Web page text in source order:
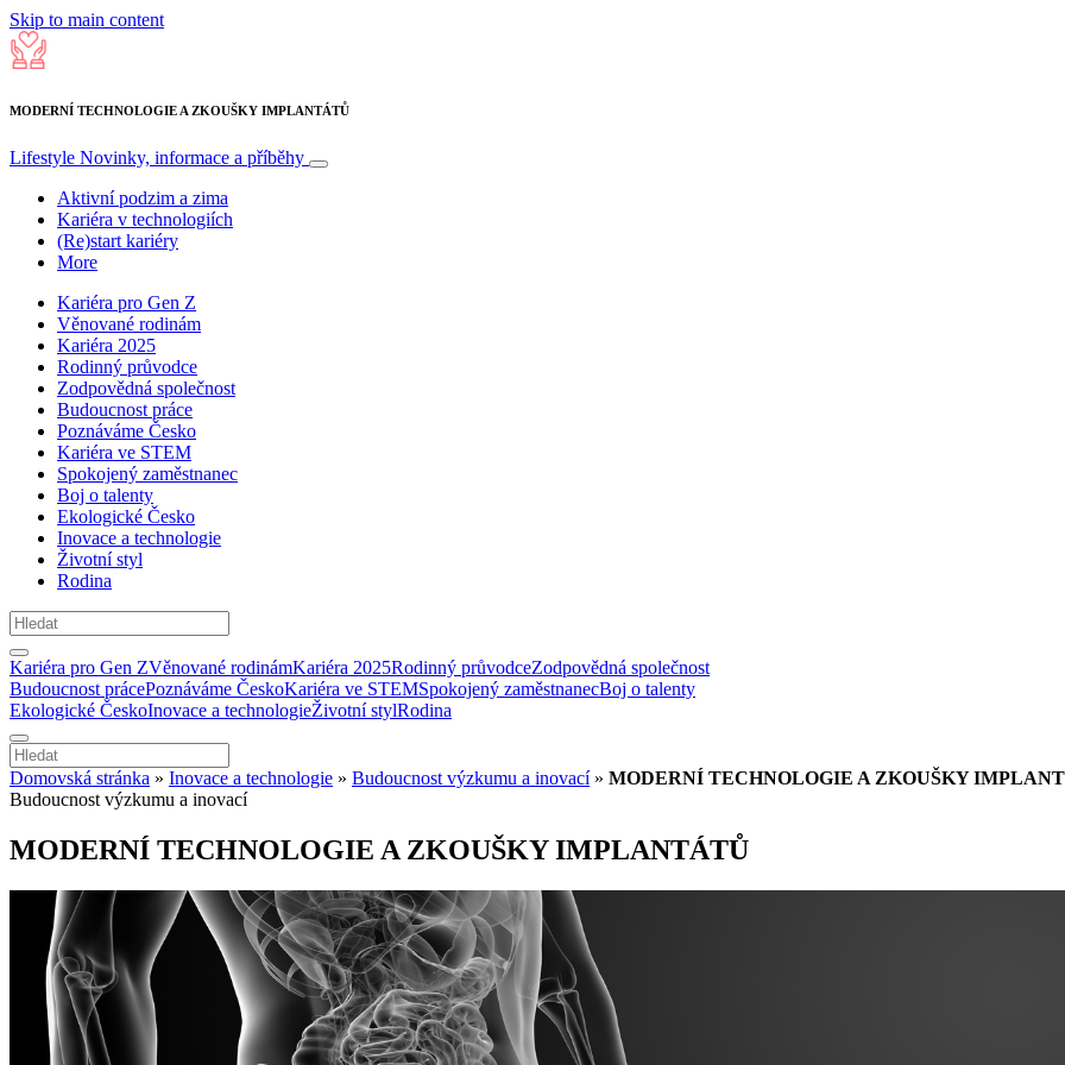
Skip to main content
MODERNÍ TECHNOLOGIE A ZKOUŠKY IMPLANTÁTŮ
Lifestyle Novinky, informace a příběhy
Aktivní podzim a zima
Kariéra v technologiích
(Re)start kariéry
More
Kariéra pro Gen Z
Věnované rodinám
Kariéra 2025
Rodinný průvodce
Zodpovědná společnost
Budoucnost práce
Poznáváme Česko
Kariéra ve STEM
Spokojený zaměstnanec
Boj o talenty
Ekologické Česko
Inovace a technologie
Životní styl
Rodina
Kariéra pro Gen ZVěnované rodinámKariéra 2025Rodinný průvodceZodpovědná společnost
Budoucnost prácePoznáváme ČeskoKariéra ve STEMSpokojený zaměstnanecBoj o talenty
Ekologické ČeskoInovace a technologieŽivotní stylRodina
Domovská stránka » Inovace a technologie » Budoucnost výzkumu a inovací» MODERNÍ TECHNOLOGIE A ZKOUŠKY
Budoucnost výzkumu a inovací
MODERNÍ TECHNOLOGIE A ZKOUŠKY IMPLANTÁTŮ